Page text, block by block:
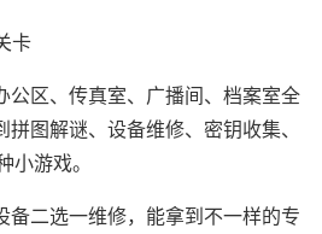
卡
公区、传真室、广播间、档案室全
图解谜、设备维修、密钥收集、
小游戏。
备二选一维修，能拿到不一样的专